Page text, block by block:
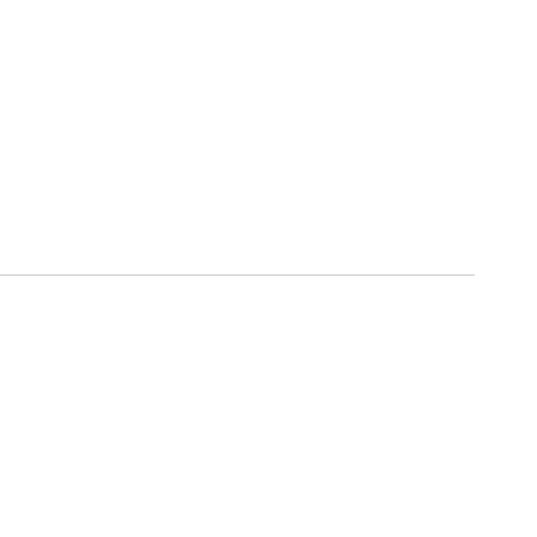
Die Uhr lässt sich zudem komfortabel laden,
Dank Snap-On-Technologie ist die Montage
Kratz- und Stoßfestigkeit
in einer Lösung gesichert
durch umlaufende Dichtung
& Laden wie gewohnt nutzbar
aufkleben – rückstandsfrei entfernbar